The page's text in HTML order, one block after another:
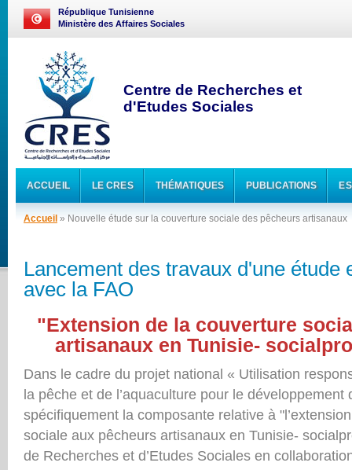
République Tunisienne
Ministère des Affaires Sociales
Centre de Recherches et
d'Etudes Sociales
ACCUEIL LE CRES THÉMATIQUES PUBLICATIONS
Accueil » Nouvelle étude sur la couverture sociale des pêcheurs artisanaux
Lancement des travaux d'une étude
avec la FAO
"Extension de la couverture
artisanaux en Tunisie-
Dans le cadre du projet national « Utilisation
la pêche et de l’aquaculture pour le développement
spécifiquement la composante relative à
sociale aux pêcheurs artisanaux en Tunisie-
de Recherches et d’Etudes Sociales en